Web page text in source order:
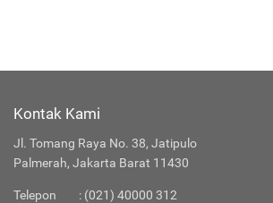
Kontak Kami
Jl. Tomang Raya No. 38, Jatipulo
Palmerah, Jakarta Barat 11430
Telepon : (021) 40000 312